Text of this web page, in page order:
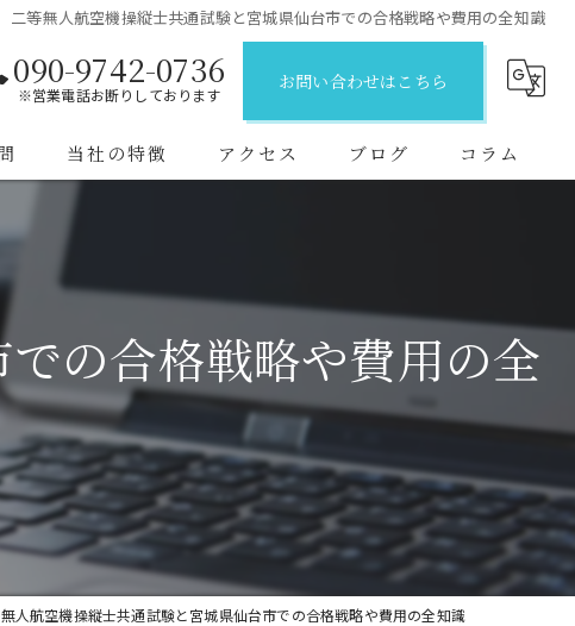
二等無人航空機操縦士共通試験と宮城県仙台市での合格戦略や費用の全知識
090-9742-0736
※営業電話お断りしております
お問い合わせはこちら
当社の特徴
一等資格
企業向け
二等資格
短期間
アクセス ブログ コラム
の合格戦略や費用の全
人航空機操縦士共通試験と宮城県仙台市での合格戦略や費用の全知識